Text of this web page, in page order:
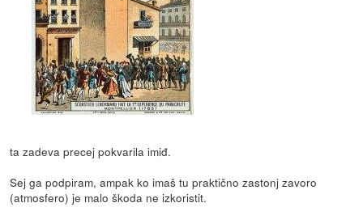
ta zadeva precej pokvarila imiđ.
Sej ga podpiram, ampak ko imaš tu praktično zastonj zavoro
(atmosfero) je malo škoda ne izkoristit.